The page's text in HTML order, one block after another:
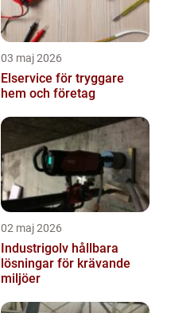
03 maj 2026
Elservice för tryggare
hem och företag
02 maj 2026
Industrigolv hållbara
lösningar för krävande
miljöer